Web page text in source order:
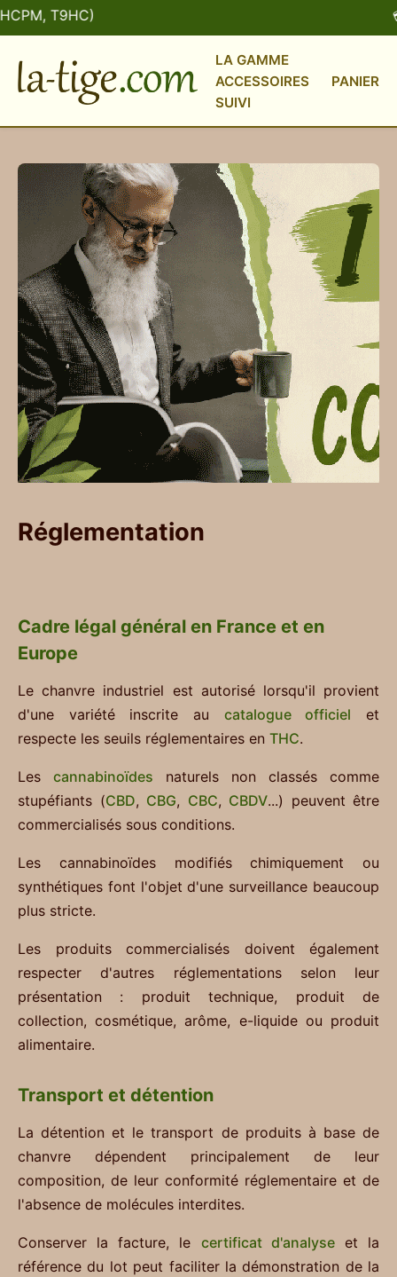
T9HC) 💳
LA GAMME
ACCESSOIRES
PANIER
SUIVI
Réglementation
Cadre légal général en France et en
Europe
Le chanvre industriel est autorisé lorsqu'il provient
d'une variété inscrite au catalogue officiel et
respecte les seuils réglementaires en THC.
Les cannabinoïdes naturels non classés comme
stupéfiants (CBD, CBG, CBC, CBDV...) peuvent être
commercialisés sous conditions.
Les cannabinoïdes modifiés chimiquement ou
synthétiques font l'objet d'une surveillance beaucoup
plus stricte.
Les produits commercialisés doivent également
respecter d'autres réglementations selon leur
présentation : produit technique, produit de
collection, cosmétique, arôme, e-liquide ou produit
alimentaire.
Transport et détention
La détention et le transport de produits à base de
chanvre dépendent principalement de leur
composition, de leur conformité réglementaire et de
l'absence de molécules interdites.
Conserver la facture, le certificat d'analyseet la
référence du lot peut faciliter la démonstration de la